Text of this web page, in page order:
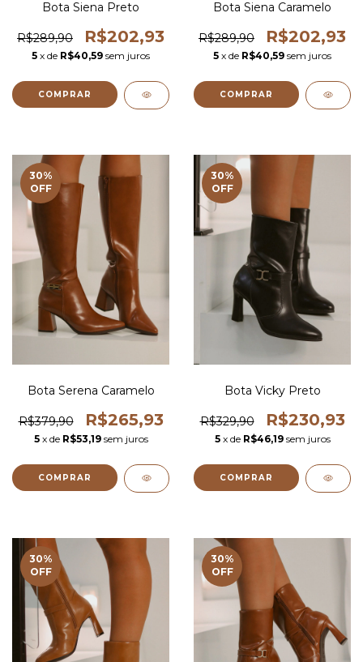
Bota Siena Preto
R$289,90 R$202,93
5 x de R$40,59 sem juros
COMPRAR
Bota Siena Caramelo
R$289,90 R$202,93
5 x de R$40,59 sem juros
COMPRAR
30%
OFF
Bota Serena Caramelo
R$379,90 R$265,93
5 x de R$53,19 sem juros
COMPRAR
30%
OFF
Bota Vicky Preto
R$329,90 R$230,93
5 x de R$46,19 sem juros
COMPRAR
30%
OFF
30%
OFF